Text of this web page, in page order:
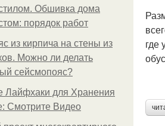
Обшивка дома
порядок работ
из кирпича на стены из
Можно ли делать
сейсмопояс?
Лайфхаки для Хранения
Смотрите Видео
где